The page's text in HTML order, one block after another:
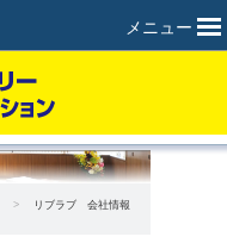
メニュー
> リブラブ 会社情報